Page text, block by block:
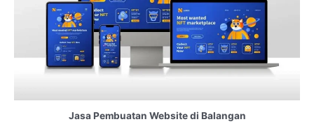
Jasa Pembuatan Website di Balangan